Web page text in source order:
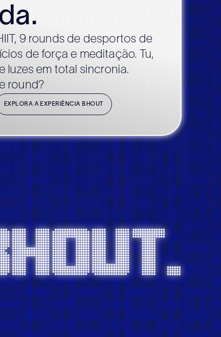
9 rounds de desportos de
de força e meditação. Tu,
luzes em total sincronia.
round?
EXPLORA A EXPERIÊNCIA BHOUT